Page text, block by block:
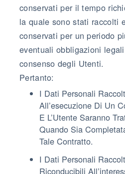
conservati per il tempo
la quale sono stati raccolti
conservati per un periodo
eventuali obbligazioni
consenso degli Utenti.
Pertanto:
I Dati Personali
All’esecuzione Di Un
E L’Utente Saranno
Quando Sia
Tale Contratto.
I Dati Personali
Riconducibili